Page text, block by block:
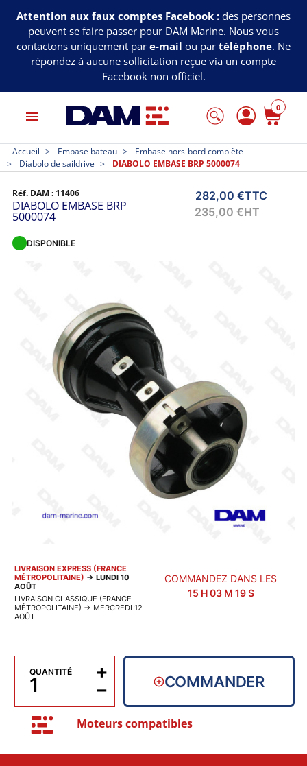
Attention aux faux comptes Facebook : des personnes
peuvent se faire passer pour DAM Marine. Nous vous
contactons uniquement par e-mail ou par téléphone. Ne
répondez à aucune sollicitation reçue via un compte
Facebook non officiel.
menu
0
Accueil Embase bateau
Embase hors-bord complète
Diabolo de saildrive
DIABOLO EMBASE BRP 5000074
Réf. DAM : 11406
DIABOLO EMBASE BRP
5000074
282,00 €TTC
235,00 €HT
DISPONIBLE
LIVRAISON EXPRESS (FRANCE
MÉTROPOLITAINE) → LUNDI 10
AOÛT
LIVRAISON CLASSIQUE (FRANCE
MÉTROPOLITAINE) → MERCREDI 12
AOÛT
COMMANDEZ DANS LES
15 H03M 19S
QUANTITÉ
−
+ COMMANDER
Moteurs compatibles